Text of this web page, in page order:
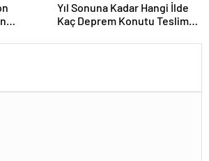
Yıl Sonuna Kadar Hangi İlde
Kaç Deprem Konutu Teslim